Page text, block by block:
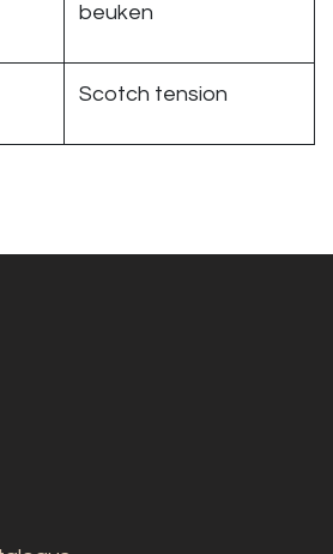
beuken
Scotch tension